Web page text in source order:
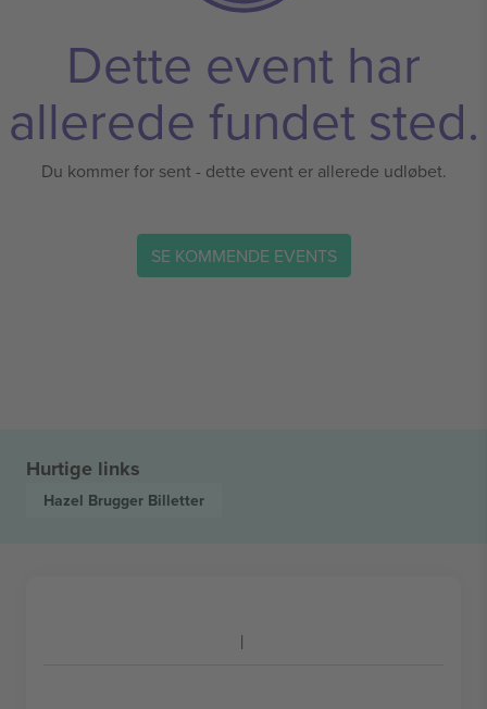
Dette event har
allerede fundet sted.
Du kommer for sent - dette event er allerede udløbet.
SE KOMMENDE EVENTS
Hurtige links
Hazel Brugger Billetter